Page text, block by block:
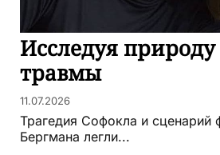
Исследуя
травмы
11.07.2026
Трагедия Софокла и сценарий
Бергмана легли...